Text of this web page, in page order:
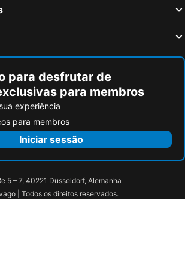
para desfrutar de
para membros
experiência
para membros
Iniciar sessão
5 – 7, 40221 Düsseldorf, Alemanha
| Todos os direitos reservados.